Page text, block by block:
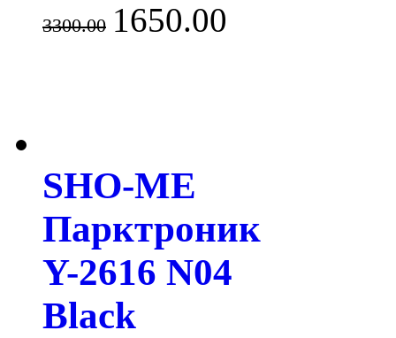
3300.00 1650.00
SHO-ME
Парктроник
Y-2616 N04
Black